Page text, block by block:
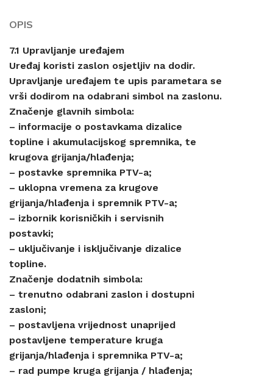
OPIS
7.1 Upravljanje uređajem
Uređaj koristi zaslon osjetljiv na dodir.
Upravljanje uređajem te upis parametara se
vrši dodirom na odabrani simbol na zaslonu.
Značenje glavnih simbola:
– informacije o postavkama dizalice
topline i akumulacijskog spremnika, te
krugova grijanja/hlađenja;
– postavke spremnika PTV-a;
– uklopna vremena za krugove
grijanja/hlađenja i spremnik PTV-a;
– izbornik korisničkih i servisnih
postavki;
– uključivanje i isključivanje dizalice
topline.
Značenje dodatnih simbola:
– trenutno odabrani zaslon i dostupni
zasloni;
– postavljena vrijednost unaprijed
postavljene temperature kruga
grijanja/hlađenja i spremnika PTV-a;
– rad pumpe kruga grijanja / hlađenja;